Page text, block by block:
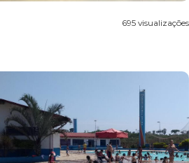
695 visualizações